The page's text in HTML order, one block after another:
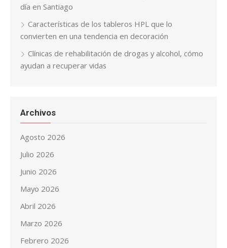
día en Santiago
Características de los tableros HPL que lo
convierten en una tendencia en decoración
Clínicas de rehabilitación de drogas y alcohol, cómo
ayudan a recuperar vidas
Archivos
Agosto 2026
Julio 2026
Junio 2026
Mayo 2026
Abril 2026
Marzo 2026
Febrero 2026